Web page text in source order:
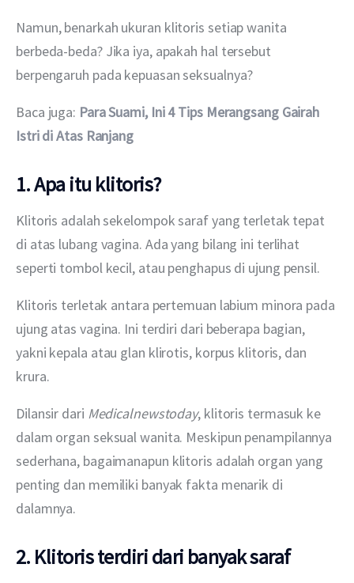
Namun, benarkah ukuran klitoris setiap wanita
berbeda-beda? Jika iya, apakah hal tersebut
berpengaruh pada kepuasan seksualnya?
Baca juga: Para Suami, Ini 4 Tips Merangsang Gairah
Istri di Atas Ranjang
1. Apa itu klitoris?
Klitoris adalah sekelompok saraf yang terletak tepat
di atas lubang vagina. Ada yang bilang ini terlihat
seperti tombol kecil, atau penghapus di ujung pensil.
Klitoris terletak antara pertemuan labium minora pada
ujung atas vagina. Ini terdiri dari beberapa bagian,
yakni kepala atau glan klirotis, korpus klitoris, dan
krura.
Dilansir dari Medicalnewstoday, klitoris termasuk ke
dalam organ seksual wanita. Meskipun penampilannya
sederhana, bagaimanapun klitoris adalah organ yang
penting dan memiliki banyak fakta menarik di
dalamnya.
2. Klitoris terdiri dari banyak saraf